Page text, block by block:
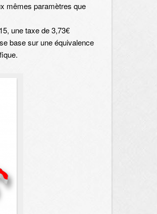
mêmes paramètres que
une taxe de 3,73€
base sur une équivalence